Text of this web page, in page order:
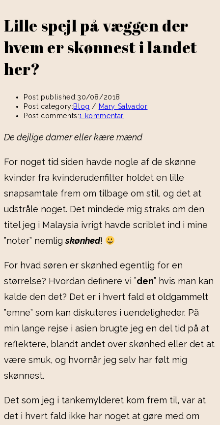
Lille spejl på væggen der
hvem er skønnest i landet
her?
Post published:30/08/2018
Post category:Blog / Mary Salvador
Post comments:1 kommentar
De dejlige damer eller kære mænd
For noget tid siden havde nogle af de skønne
kvinder fra kvinderudenfilter holdet en lille
snapsamtale frem om tilbage om stil, og det at
udstråle noget. Det mindede mig straks om den
titel jeg i Malaysia ivrigt havde scriblet ind i mine
”noter” nemligskønhed!
For hvad søren er skønhed egentlig for en
størrelse? Hvordan definere vi ”den” hvis man kan
kalde den det? Det er i hvert fald et oldgammelt
”emne” som kan diskuteres i uendeligheder. På
min lange rejse i asien brugte jeg en del tid på at
reflektere, blandt andet over skønhed eller det at
være smuk, og hvornår jeg selv har følt mig
skønnest.
Det som jeg i tankemylderet kom frem til, var at
det i hvert fald ikke har noget at gøre med om